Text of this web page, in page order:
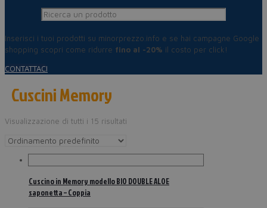
Inserisci i tuoi prodotti su minorprezzo.info e se hai campagne Google
shopping scopri come ridurre fino al -20% il costo per click!
CONTATTACI
Cuscini Memory
Visualizzazione di tutti i 15 risultati
Cuscino in Memory modello BIO DOUBLE ALOE
saponetta – Coppia